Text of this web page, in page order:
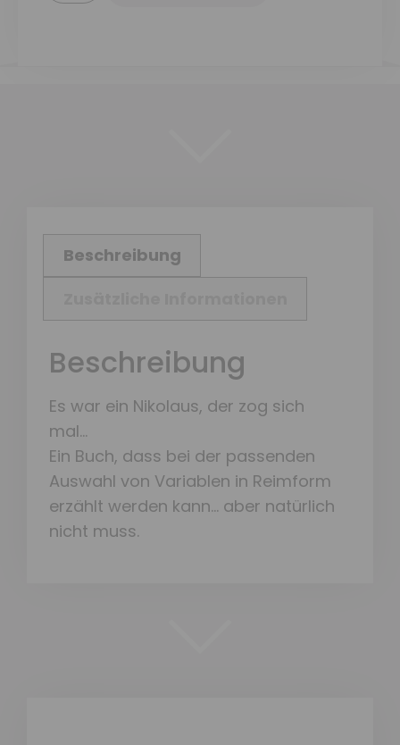
Beschreibung
Beschreibung
Es war ein Nikolaus, der zog sich
mal…
Ein Buch, dass bei der passenden
Auswahl von Variablen in Reimform
erzählt werden kann… aber natürlich
nicht muss.